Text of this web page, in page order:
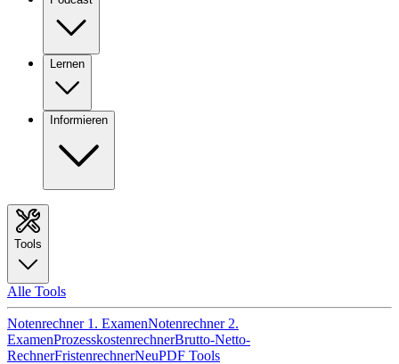
Lernen
Informieren
Tools
Alle Tools
Notenrechner 1. ExamenNotenrechner 2.
ExamenProzesskostenrechnerBrutto-Netto-
RechnerFristenrechnerNeuPDF Tools